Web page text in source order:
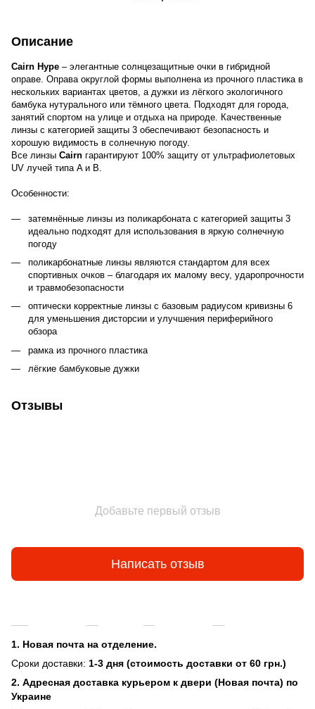
Описание
Cairn Hype – элегантные солнцезащитные очки в гибридной
оправе. Оправа округлой формы выполнена из прочного пластика в
нескольких вариантах цветов, а дужки из лёгкого экологичного
бамбука нутурального или тёмного цвета. Подходят для города,
занятий спортом на улице и отдыха на природе. Качественные
линзы с категорией защиты 3 обеспечивают безопасность и
хорошую видимость в солнечную погоду.
Все линзы Cairn гарантируют 100% защиту от ультрафиолетовых
UV лучей типа A и B.
Особенности:
затемнённые линзы из поликарбоната с категорией защиты 3
идеально подходят для использования в яркую солнечную
погоду
поликарбонатные линзы являются стандартом для всех
спортивных очков – благодаря их малому весу, ударопрочности
и травмобезопасности
оптически корректные линзы с базовым радиусом кривизны 6
для уменьшения дисторсии и улучшения периферийного
обзора
рамка из прочного пластика
лёгкие бамбуковые дужки
Отзывы
Добавьте первый отзыв
Написать отзыв
1. Новая почта на отделение.
Сроки доставки: 1-3 дня (стоимость доставки от 60 грн.)
2. Адресная доставка курьером к двери (Новая почта) по
Украине